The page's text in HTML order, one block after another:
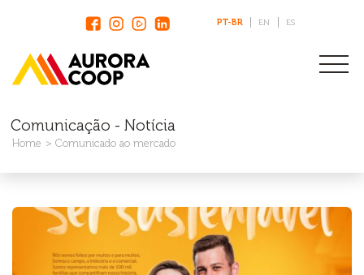
PT-BR EN ES
Comunicação - Notícia
Home Comunicado ao mercado